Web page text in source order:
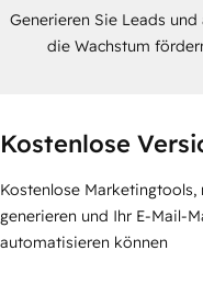
Generieren Sie Leads
die Wachstum
Kostenlose
Kostenlose Marketingtools,
generieren und Ihr E-Mail-
automatisieren können